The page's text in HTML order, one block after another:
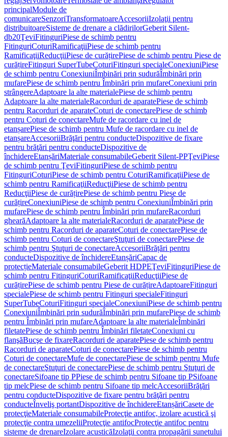
principalModule de
comunicareSenzoriTransformatoareAccesoriiIzolaţii pentru
distribuitoareSisteme de drenare a clădirilorGeberit Silent-
db20ŢeviFitinguriPiese de schimb pentru
FitinguriCoturiRamificaţiiPiese de schimb pentru
RamificaţiiReducţiiPiese de curățirePiese de schimb pentru Piese de
curățireFitinguri SuperTubeCoturiFitinguri specialeConexiuniPiese
de schimb pentru ConexiuniÎmbinări prin sudurăÎmbinări prin
mufarePiese de schimb pentru Îmbinări prin mufareConexiuni prin
strângereAdaptoare la alte materialePiese de schimb pentru
Adaptoare la alte materialeRacorduri de aparatePiese de schimb
pentru Racorduri de aparateCoturi de conectarePiese de schimb
pentru Coturi de conectareMufe de racordare cu inel de
etanșarePiese de schimb pentru Mufe de racordare cu inel de
etanșareAccesoriiBrăţări pentru conducteDispozitive de fixare
pentru brăţări pentru conducteDispozitive de
închidereEtanșăriMateriale consumabileGeberit Silent-PPŢeviPiese
de schimb pentru ŢeviFitinguriPiese de schimb pentru
FitinguriCoturiPiese de schimb pentru CoturiRamificaţiiPiese de
schimb pentru RamificaţiiReducţiiPiese de schimb pentru
ReducţiiPiese de curățirePiese de schimb pentru Piese de
curățireConexiuniPiese de schimb pentru ConexiuniÎmbinări prin
mufarePiese de schimb pentru Îmbinări prin mufareRacorduri
ghearăAdaptoare la alte materialeRacorduri de aparatePiese de
schimb pentru Racorduri de aparateCoturi de conectarePiese de
schimb pentru Coturi de conectareŞtuţuri de conectarePiese de
schimb pentru Ştuţuri de conectareAccesoriiBrățări pentru
conducteDispozitive de închidereEtanșăriCapac de
protecțieMateriale consumabileGeberit HDPEŢeviFitinguriPiese de
schimb pentru FitinguriCoturiRamificaţiiReducţiiPiese de
curățirePiese de schimb pentru Piese de curățireAdaptoareFitinguri
specialePiese de schimb pentru Fitinguri specialeFitinguri
SuperTubeCoturiFitinguri specialeConexiuniPiese de schimb pentru
ConexiuniÎmbinări prin sudurăÎmbinări prin mufarePiese de schimb
pentru Îmbinări prin mufareAdaptoare la alte materialeÎmbinări
filetatePiese de schimb pentru Îmbinări filetateConexiuni cu
flanşăBucşe de fixareRacorduri de aparatePiese de schimb pentru
Racorduri de aparateCoturi de conectarePiese de schimb pentru
Coturi de conectareMufe de conectarePiese de schimb pentru Mufe
de conectareŞtuţuri de conectarePiese de schimb pentru Ştuţuri de
conectareSifoane tip PPiese de schimb pentru Sifoane tip PSifoane
tip melcPiese de schimb pentru Sifoane tip melcAccesoriiBrăţări
pentru conducteDispozitive de fixare pentru brăţări pentru
conducteÎnveliş portantDispozitive de închidereEtanșăriCasete de
protecţieMateriale consumabileProtecţie antifoc, izolare acustică şi
protecţie contra umezeliiProtecţie antifocProtecţie antifoc pentru
sisteme de drenareIzolare acusticăIzolaţii contra propagării sunetului